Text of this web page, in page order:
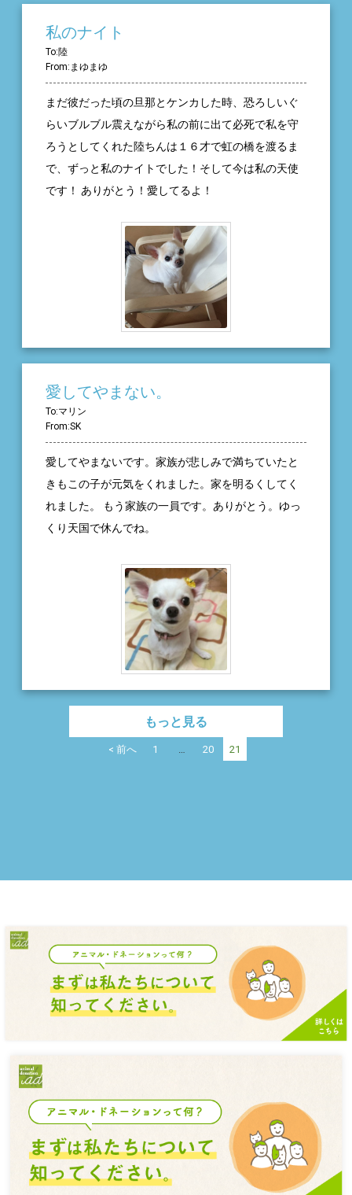
で、学校の寮に住んでおり、母から電話で聞きまし
た。 電話では、母のすすり泣きの声とともに、 「な
なが…ななが…死んじゃった…」ということだけ聞き
取れました。 私はなんかの冗談だろう、まだ10歳な
のにと思っていて、でもそれは勘違いでした。 寮か
ら速攻でタクシーを拾い、家に帰りました。 家には
ななの姿はなく、母と父だけがソファーで座ってい
ました。 動物病院になながいることを知りました。
翌日、動物病院の方から段ボールを受け取り、その
だけになったななを見つめ、ひたすら泣きました。
ただただ、ななごめん、ななごめん。 もっと一緒に
仲良くしたかった。 本当にごめん、とひたすら思い
ました。 今の私がいるのも、ななと一緒に過ごせた
時間があったから、 本当にありがとう。 もう一度な
ています。 もっと動物たちのために、自分ができる
ことを、していきたいですね。
私のナイト
To:陸
From:まゆまゆ
まだ彼だった頃の旦那とケンカした時、恐ろしいぐ
らいブルブル震えながら私の前に出て必死で私を守
ろうとしてくれた陸ちんは１６才で虹の橋を渡るま
で、ずっと私のナイトでした！そして今は私の天使
です！ ありがとう！愛してるよ！
愛してやまない。
To:マリン
From:SK
愛してやまないです。家族が悲しみで満ちていたと
きもこの子が元気をくれました。家を明るくしてく
れました。 もう家族の一員です。ありがとう。ゆっ
くり天国で休んでね。
もっと見る
< 前へ 1 20 21